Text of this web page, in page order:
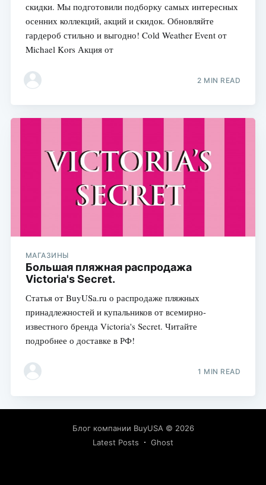
скидки. Мы подготовили подборку самых интересных
осенних коллекций, акций и скидок. Обновляйте
гардероб стильно и выгодно! Cold Weather Event от
Michael Kors Акция от
2 MIN READ
МАГАЗИНЫ
Большая пляжная распродажа
Victoria's Secret.
Статья от BuyUSa.ru о распродаже пляжных
принадлежностей и купальников от всемирно-
известного бренда Victoria's Secret. Читайте
подробнее о доставке в РФ!
1 MIN READ
Блог компании BuyUSA © 2026
Latest Posts
Ghost